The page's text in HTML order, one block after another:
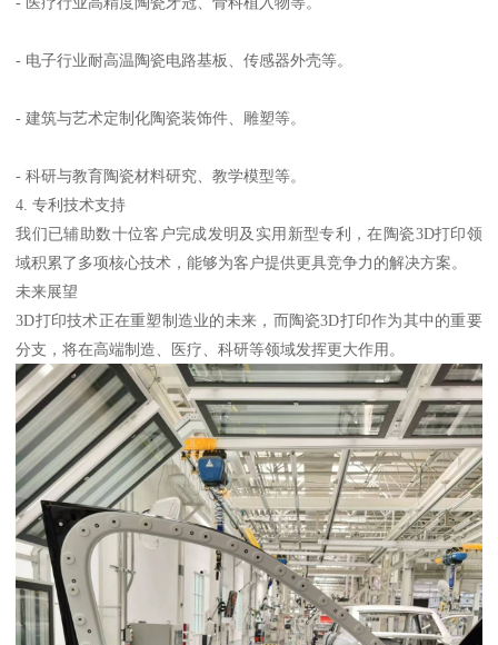
- 电子行业耐高温陶瓷电路基板、传感器外壳等。
- 建筑与艺术定制化陶瓷装饰件、雕塑等。
- 科研与教育陶瓷材料研究、教学模型等。
4. 专利技术支持
我们已辅助数十位客户完成发明及实用新型专利，在陶瓷3D打印领
域积累了多项核心技术，能够为客户提供更具竞争力的解决方案。
未来展望
3D打印技术正在重塑制造业的未来，而陶瓷3D打印作为其中的重要
分支，将在高端制造、医疗、科研等领域发挥更大作用。